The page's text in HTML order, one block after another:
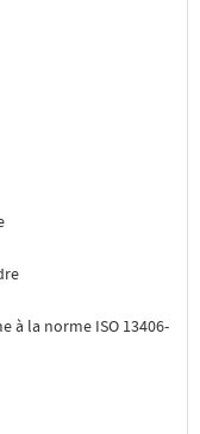
à la norme ISO 13406-